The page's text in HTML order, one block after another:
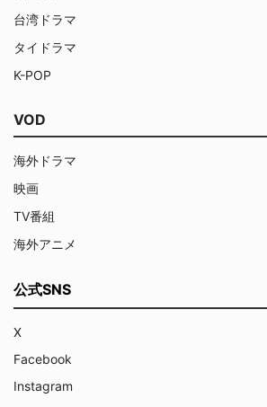
台湾ドラマ
タイドラマ
K-POP
VOD
海外ドラマ
映画
TV番組
海外アニメ
公式SNS
X
Facebook
Instagram